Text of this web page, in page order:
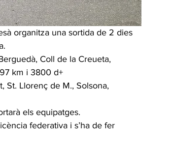
organitza una sortida de 2 dies
Coll de la Creueta,
km i 3800 d+
St. Llorenç de M., Solsona,
els equipatges.
federativa i s’ha de fer